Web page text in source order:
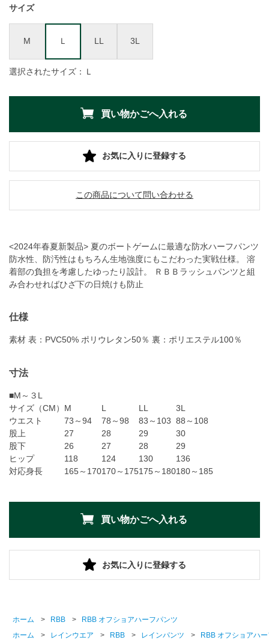
サイズ
M Ｌ LL 3L
選択されたサイズ：Ｌ
お気に入りに登録する
この商品について問い合わせる
<2024年春夏新製品> 夏のボートゲームに最適な防水ハーフパンツ
防水性、防汚性はもちろん生地強度にもこだわった実戦仕様。 溶
着部の負担を考慮したゆったり設計。 ＲＢＢラッシュパンツと組
み合わせればひざ下の日焼けも防止
仕様
素材 表：PVC50% ポリウレタン50％ 裏：ポリエステル100％
寸法
■M～３L
サイズ（CM） M L LL
3L
ウエスト
73～94 78～98 83～103 88～108
股上
27 28 29
30
股下
26 27 28
29
ヒップ
118 124 130
136
対応身長
165～170170～175175～180180～185
お気に入りに登録する
ホーム > RBB >
RBB オフショアハーフパンツ
ホーム
> レインウエア > RBB > レインパンツ > RBB オフショアハ